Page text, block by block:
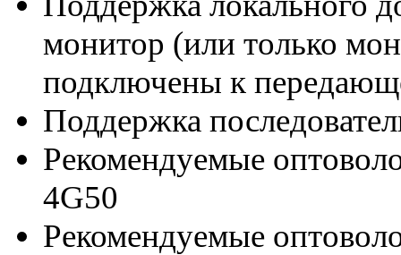
монитор (или только
подключены к
Поддержка
Рекомендуемые
4G50
Рекомендуемые